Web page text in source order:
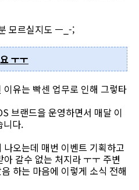
모르실지도 ㅡ_-;
ㅜㅜ
유는 빡센 업무로 인해 그렇타
브랜드을 운영하면서 매달 이
니다.
오는데 매번 이벤트 기획하고
갈수 없는 처지라 ㅜㅜ 주변
하는 마음에 이렇게 소식 전해